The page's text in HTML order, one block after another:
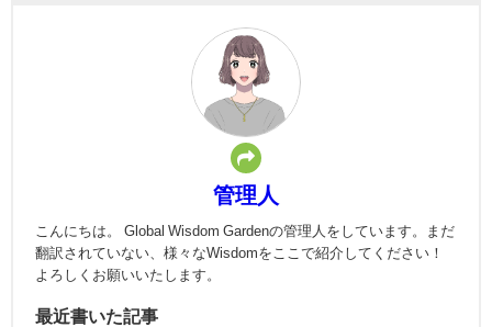
管理人
こんにちは。 Global Wisdom Gardenの管理人をしています。まだ
翻訳されていない、様々なWisdomをここで紹介してください！
よろしくお願いいたします。
最近書いた記事